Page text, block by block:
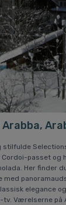
stilfulde
Cordoi-passet og
Her finder
med
elegance
tv. Værelserne på